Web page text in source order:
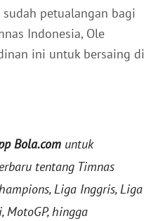
petualangan bagi
Indonesia, Ole
ini untuk bersaing di
Bola.com untuk
tentang Timnas
Liga Inggris, Liga
MotoGP, hingga